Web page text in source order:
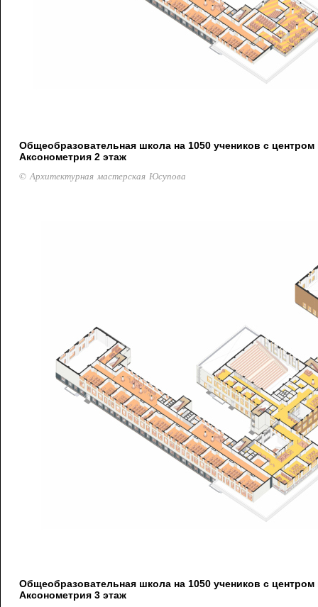
Общеобразовательная школа на 1050 учеников с центром
Аксонометрия 2 этаж
© Архитектурная мастерская Юсупова
Общеобразовательная школа на 1050 учеников с центром
Аксонометрия 3 этаж